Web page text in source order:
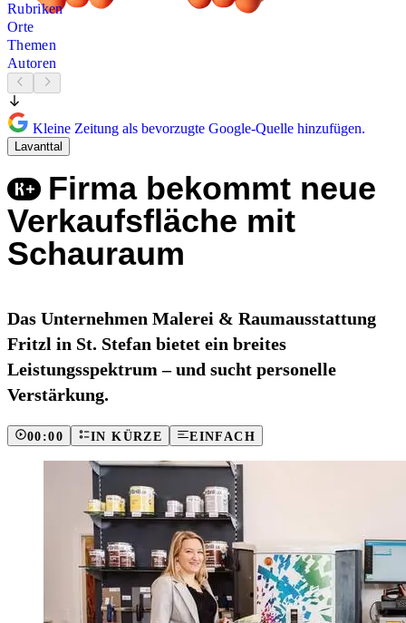
Rubriken
Orte
Themen
Autoren
Kleine Zeitung als bevorzugte Google-Quelle hinzufügen.
Lavanttal
Firma bekommt neue
Verkaufsfläche mit
Schauraum
Das Unternehmen Malerei & Raumausstattung
Fritzl in St. Stefan bietet ein breites
Leistungsspektrum – und sucht personelle
Verstärkung.
00:00 IN KÜRZE EINFACH